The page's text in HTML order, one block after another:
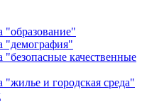
"образование"
"демография"
"безопасные качественные
"жилье и городская среда"